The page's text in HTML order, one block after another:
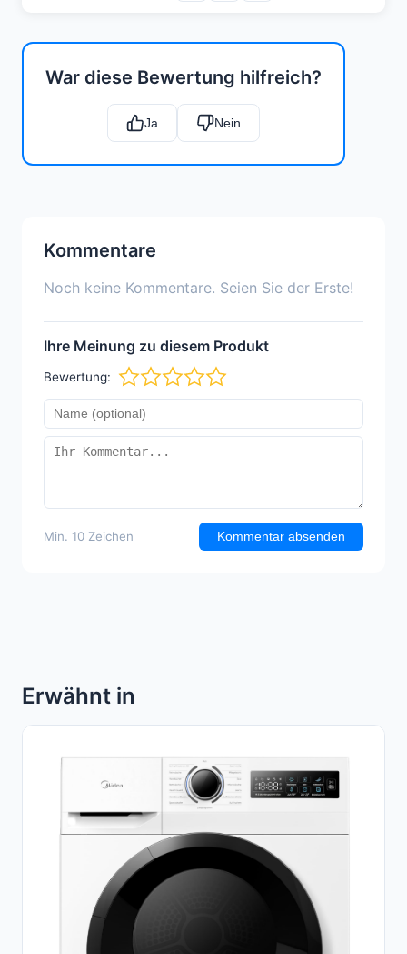
War diese Bewertung hilfreich?
Ja Nein
Kommentare
Noch keine Kommentare. Seien Sie der Erste!
Ihre Meinung zu diesem Produkt
Bewertung:
Min. 10 Zeichen Kommentar absenden
Erwähnt in